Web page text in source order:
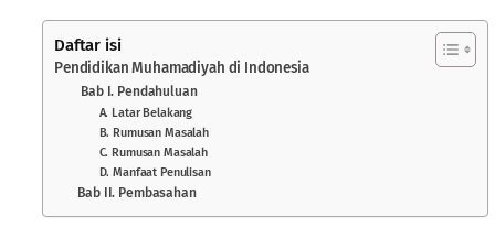
Daftar isi
Pendidikan Muhamadiyah di Indonesia
Bab I. Pendahuluan
A. Latar Belakang
B. Rumusan Masalah
C. Rumusan Masalah
D. Manfaat Penulisan
Bab II. Pembasahan